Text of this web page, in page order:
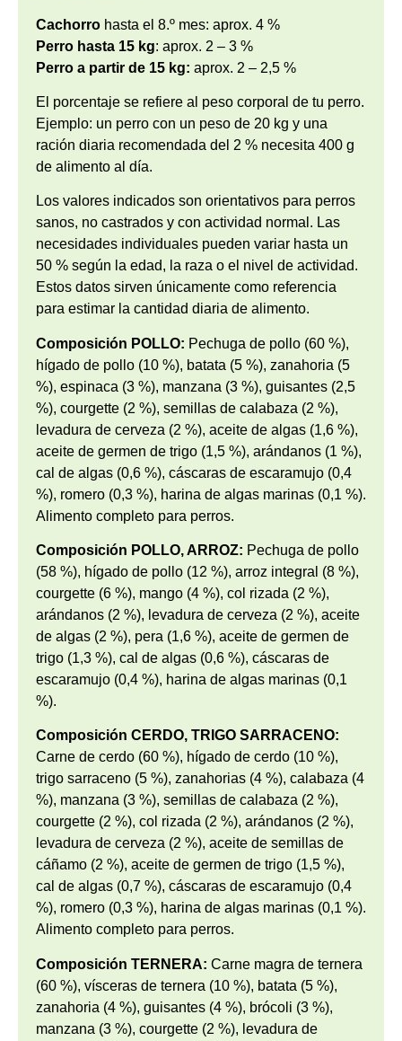
Cachorro hasta el 8.º mes: aprox. 4 %
Perro hasta 15 kg: aprox. 2 – 3 %
Perro a partir de 15 kg: aprox. 2 – 2,5 %
El porcentaje se refiere al peso corporal de tu perro.
Ejemplo: un perro con un peso de 20 kg y una
ración diaria recomendada del 2 % necesita 400 g
de alimento al día.
Los valores indicados son orientativos para perros
sanos, no castrados y con actividad normal. Las
necesidades individuales pueden variar hasta un
50 % según la edad, la raza o el nivel de actividad.
Estos datos sirven únicamente como referencia
para estimar la cantidad diaria de alimento.
Composición POLLO: Pechuga de pollo (60 %),
hígado de pollo (10 %), batata (5 %), zanahoria (5
%), espinaca (3 %), manzana (3 %), guisantes (2,5
%), courgette (2 %), semillas de calabaza (2 %),
levadura de cerveza (2 %), aceite de algas (1,6 %),
aceite de germen de trigo (1,5 %), arándanos (1 %),
cal de algas (0,6 %), cáscaras de escaramujo (0,4
%), romero (0,3 %), harina de algas marinas (0,1 %).
Alimento completo para perros.
Composición POLLO, ARROZ: Pechuga de pollo
(58 %), hígado de pollo (12 %), arroz integral (8 %),
courgette (6 %), mango (4 %), col rizada (2 %),
arándanos (2 %), levadura de cerveza (2 %), aceite
de algas (2 %), pera (1,6 %), aceite de germen de
trigo (1,3 %), cal de algas (0,6 %), cáscaras de
escaramujo (0,4 %), harina de algas marinas (0,1
%).
Composición CERDO, TRIGO SARRACENO:
Carne de cerdo (60 %), hígado de cerdo (10 %),
trigo sarraceno (5 %), zanahorias (4 %), calabaza (4
%), manzana (3 %), semillas de calabaza (2 %),
courgette (2 %), col rizada (2 %), arándanos (2 %),
levadura de cerveza (2 %), aceite de semillas de
cáñamo (2 %), aceite de germen de trigo (1,5 %),
cal de algas (0,7 %), cáscaras de escaramujo (0,4
%), romero (0,3 %), harina de algas marinas (0,1 %).
Alimento completo para perros.
Composición TERNERA: Carne magra de ternera
(60 %), vísceras de ternera (10 %), batata (5 %),
zanahoria (4 %), guisantes (4 %), brócoli (3 %),
manzana (3 %), courgette (2 %), levadura de